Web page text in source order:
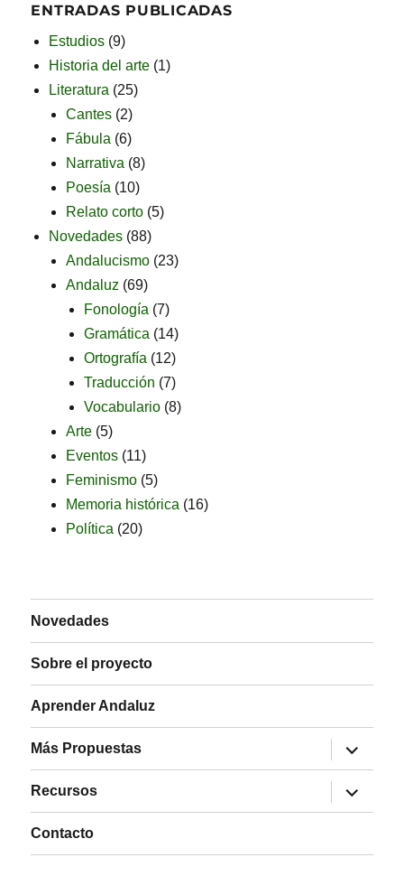
ENTRADAS PUBLICADAS
Estudios(9)
Historia del arte(1)
Literatura (25)
Cantes (2)
Fábula (6)
Narrativa (8)
Poesía (10)
Relato corto (5)
Novedades(88)
Andalucismo (23)
Andaluz (69)
Fonología (7)
Gramática (14)
Ortografía (12)
Traducción (7)
Vocabulario(8)
Arte (5)
Eventos (11)
Feminismo (5)
Memoria histórica (16)
Política (20)
Novedades
Sobre el proyecto
Aprender Andaluz
Más Propuestas
expande
el
menú
inferior
Recursos
expande
el
menú
Contacto